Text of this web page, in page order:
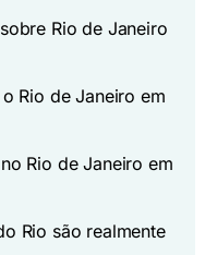
Rio de Janeiro
Rio de Janeiro em
Rio de Janeiro em
Rio são realmente